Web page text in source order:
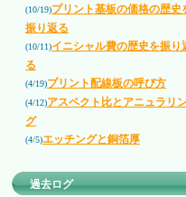
(10/19)プリント基板の価格の歴史
振り返る
(10/11)イニシャル費の歴史を振り
る
(4/19)プリント配線板の呼び方
(4/12)アスペクト比とアニュラリ
グ
(4/5)エッチングと銅箔厚
過去ログ